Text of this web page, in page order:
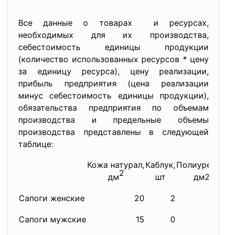
Все данные о товарах и ресурсах,
необходимых для их производства,
себестоимость единицы продукции
(количество использованных ресурсов * цену
за единицу ресурса), цену реализации,
прибыль предприятия (цена реализации
минус себестоимость единицы продукции),
обязательства предприятия по объемам
производства и предельные объемы
производства представлены в следующей
таблице:
Кожа натурал,
дм2
Каблук,
шт
Полиуретан,
дм2
Сапоги женские 20 2
Сапоги мужские 15 0